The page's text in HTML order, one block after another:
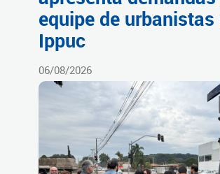
equipe de urbanistas
Ippuc
06/08/2026